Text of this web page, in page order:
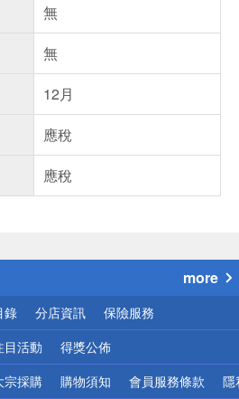
無
無
12月
應稅
應稅
送
請小心！
more
錄 分店資訊 保險服務
目活動 得獎公佈
宗採購 購物須知 會員服務條款 隱